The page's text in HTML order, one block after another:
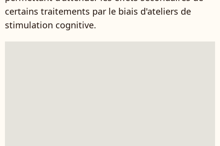
certains traitements par le biais d'ateliers de
stimulation cognitive.